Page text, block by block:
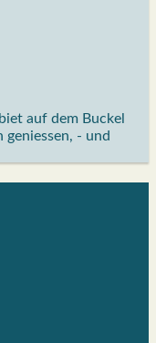
auf dem Buckel
- und